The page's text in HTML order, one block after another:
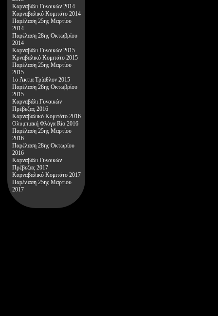
Καρναβάλι Γυναικών 2014
Καρναβαλικό Κομιτάτο 2014
Παρέλαση 25ης Μαρτίου
2014
Παρέλαση 28ης Οκτωβρίου
2014
Καρναβάλι Γυναικών 2015
Κρναβαλικό Κομιτάτο 2015
Παρέλαση 25ης Μαρτίου
2015
1o Άκτια Τρίαθλον 2015
Παρέλαση 28ης Οκτωβρίου
2015
Καρναβάλι Γυναικών
Πρέβεζας 2016
Καρναβαλικό Κομιτάτο 2016
Ολυμπιακή Φλόγα Rio 2016
Παρέλαση 25ης Μαρτίου
2016
Παρέλαση 28ης Οκτωρίου
2016
Καρναβάλι Γυναικών
Πρέβεζας 2017
Καρναβαλικό Κομιτάτο 2017
Παρέλαση 25ης Μαρτίου
2017